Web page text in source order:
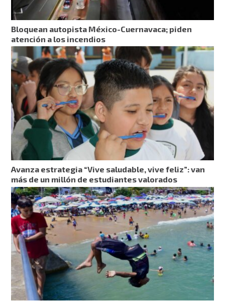
Bloquean autopista México-Cuernavaca; piden
atención a los incendios
Avanza estrategia “Vive saludable, vive feliz”: van
más de un millón de estudiantes valorados